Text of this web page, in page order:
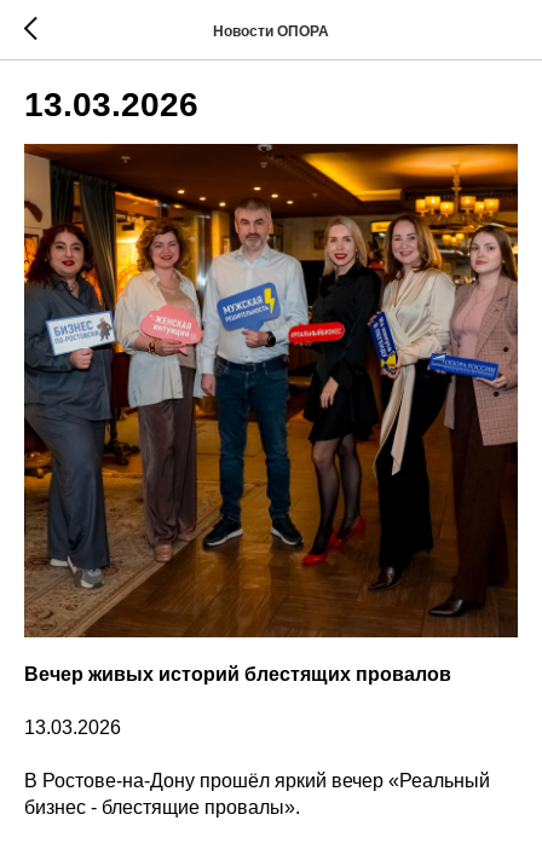
Новости ОПОРА
13.03.2026
Вечер живых историй блестящих провалов
13.03.2026
В Ростове-на-Дону прошёл яркий вечер «Реальный
бизнес - блестящие провалы».